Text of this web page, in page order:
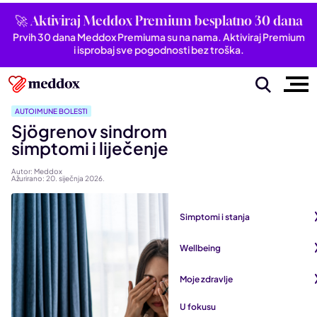
🚀 Aktiviraj Meddox Premium besplatno 30 dana
Prvih 30 dana Meddox Premiuma su na nama. Aktiviraj Premium
i isprobaj sve pogodnosti bez troška.
Simptomi i stanja
Bubrezi i mokraćni sustav
Dišni sustav
Wellbeing
Moje zdravlje
Pogledaj sve iz kategorije
U fokusu
AUTOIMUNE BOLESTI
Sjögrenov sindrom: Uzroci,
simptomi i liječenje
Autor: Meddox
Ažurirano: 20. siječnja 2026.